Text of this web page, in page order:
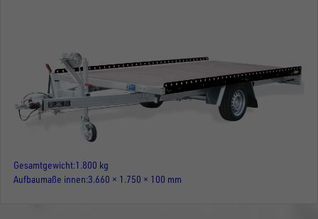
Gesamtgewicht 1.800 kg
Aufbaumaße innen 3.660 × 1.750 × 100 mm